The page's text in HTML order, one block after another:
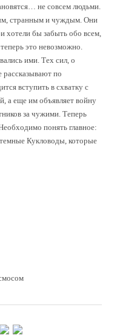
не совсем людьми.
странным и чуждым. Они
хотели бы забыть обо всем,
это невозможно.
ими. Тех сил, о
рассказывают по
вступить в схватку с
а еще им объявляет войну
за чужими. Теперь
понять главное:
Кукловоды, которые